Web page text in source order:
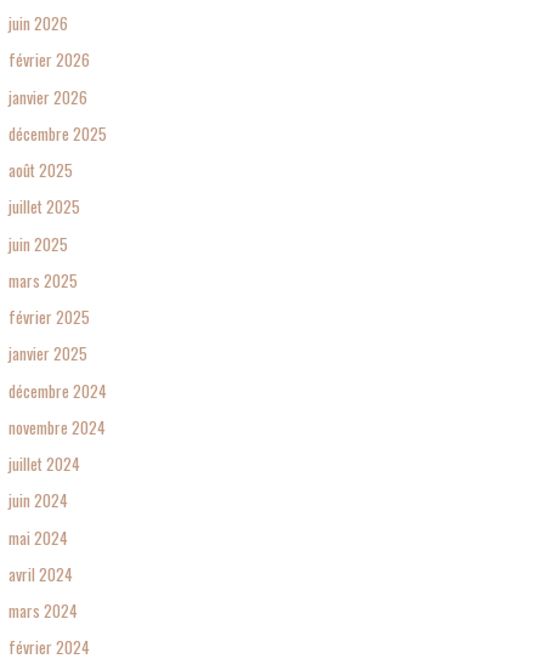
juin 2026
février 2026
janvier 2026
décembre 2025
août 2025
juillet 2025
juin 2025
mars 2025
février 2025
janvier 2025
décembre 2024
novembre 2024
juillet 2024
juin 2024
mai 2024
avril 2024
mars 2024
février 2024